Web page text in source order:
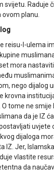
svijetu. Raduje
ovom planu.
reisu-l-ulema
mora
nego dijalog
krovna
tome ne
da je IZ
uvjete
dijaloga
IZ. Jer,
vlastite
da